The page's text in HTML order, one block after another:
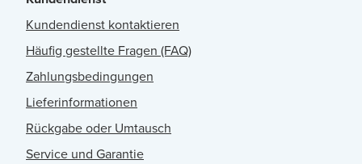
Kundendienst kontaktieren
Häufig gestellte Fragen (FAQ)
Zahlungsbedingungen
Lieferinformationen
Rückgabe oder Umtausch
Service und Garantie